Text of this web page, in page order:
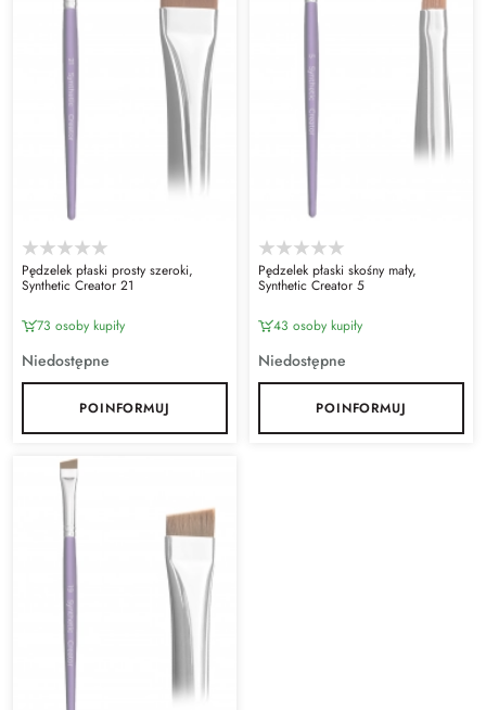
Pędzelek płaski prosty szeroki,
Synthetic Creator 21
73 osoby kupiły
Niedostępne
POINFORMUJ
Pędzelek płaski skośny mały,
Synthetic Creator 5
43 osoby kupiły
Niedostępne
POINFORMUJ